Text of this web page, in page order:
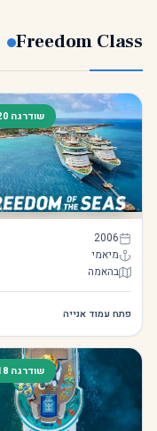
Freedom Class
שודרגה 2020
Freedom of the Seas
2006
מיאמי
בהאמה
פתח עמוד אנייה
שודרגה 2018